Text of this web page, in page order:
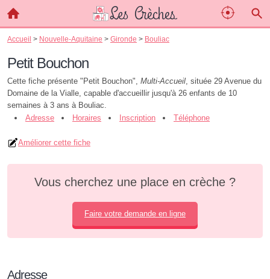
Accueil > Nouvelle-Aquitaine > Gironde > Bouliac
Petit Bouchon
Cette fiche présente "Petit Bouchon", Multi-Accueil, située 29 Avenue du
Domaine de la Vialle, capable d'accueillir jusqu'à 26 enfants de 10
semaines à 3 ans à Bouliac.
Adresse
Horaires Inscription Téléphone
Améliorer cette fiche
Vous cherchez une place en crèche ?
Faire votre demande en ligne
Adresse